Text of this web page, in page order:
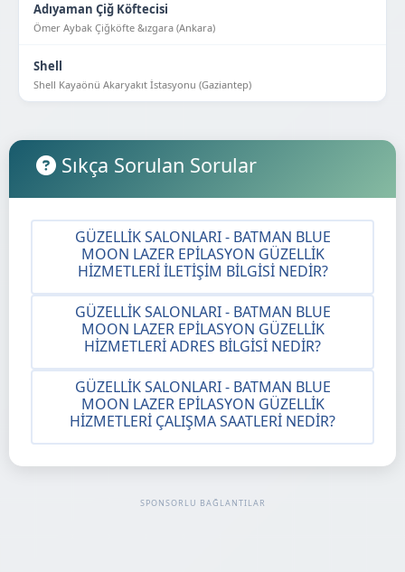
Adıyaman Çiğ Köftecisi
Ömer Aybak Çiğköfte &ızgara (Ankara)
Shell
Shell Kayaönü Akaryakıt İstasyonu (Gaziantep)
Sıkça Sorulan Sorular
GÜZELLIK SALONLARI - BATMAN BLUE
MOON LAZER EPILASYON GÜZELLIK
HIZMETLERI İLETIŞIM BILGISI NEDIR?
GÜZELLIK SALONLARI - BATMAN BLUE
MOON LAZER EPILASYON GÜZELLIK
HIZMETLERI ADRES BILGISI NEDIR?
GÜZELLIK SALONLARI - BATMAN BLUE
MOON LAZER EPILASYON GÜZELLIK
HIZMETLERI ÇALIŞMA SAATLERI NEDIR?
SPONSORLU BAĞLANTILAR